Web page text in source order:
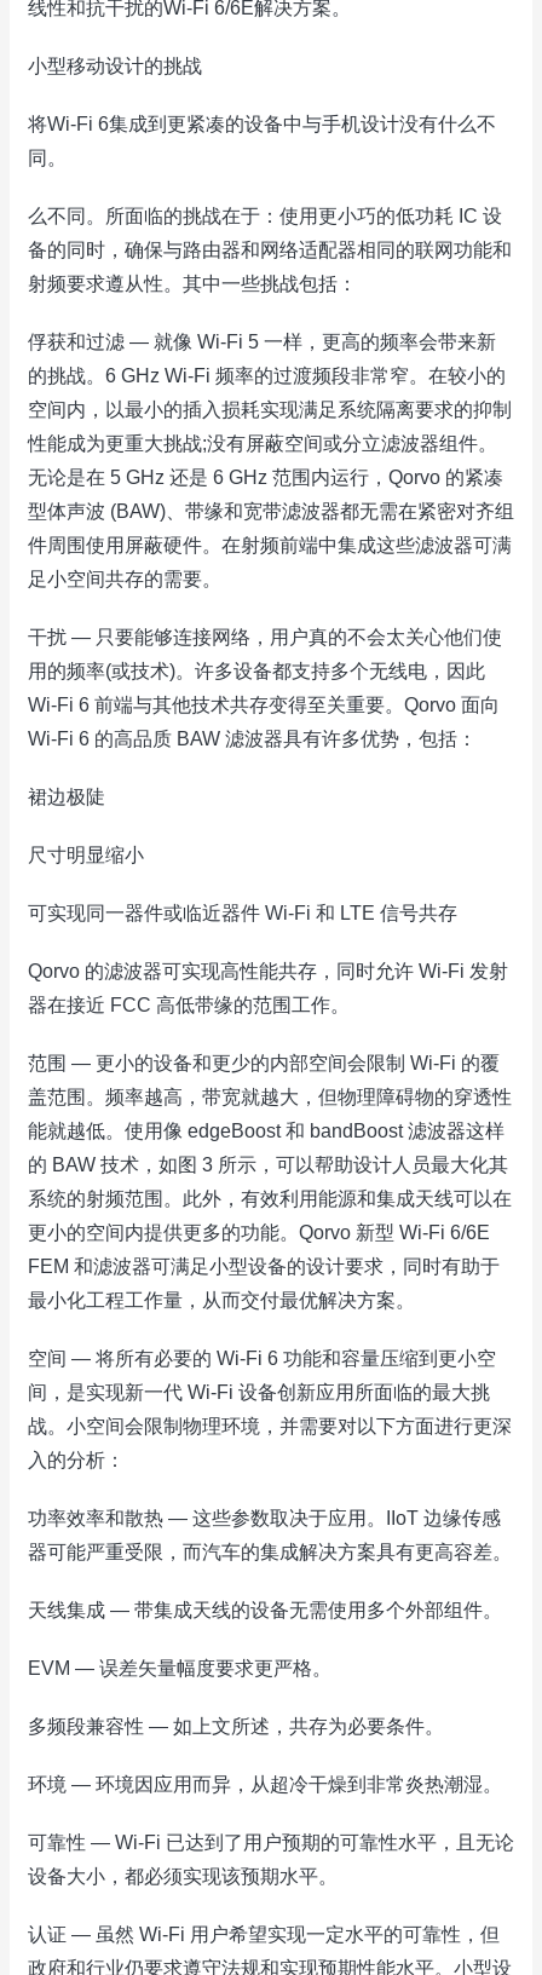
线性和抗干扰的Wi-Fi 6/6E解决方案。
小型移动设计的挑战
将Wi-Fi 6集成到更紧凑的设备中与手机设计没有什么不
同。
么不同。所面临的挑战在于：使用更小巧的低功耗 IC 设
备的同时，确保与路由器和网络适配器相同的联网功能和
射频要求遵从性。其中一些挑战包括：
俘获和过滤 — 就像 Wi-Fi 5 一样，更高的频率会带来新
的挑战。6 GHz Wi-Fi 频率的过渡频段非常窄。在较小的
空间内，以最小的插入损耗实现满足系统隔离要求的抑制
性能成为更重大挑战;没有屏蔽空间或分立滤波器组件。
无论是在 5 GHz 还是 6 GHz 范围内运行，Qorvo 的紧凑
型体声波 (BAW)、带缘和宽带滤波器都无需在紧密对齐组
件周围使用屏蔽硬件。在射频前端中集成这些滤波器可满
足小空间共存的需要。
干扰 — 只要能够连接网络，用户真的不会太关心他们使
用的频率(或技术)。许多设备都支持多个无线电，因此
Wi-Fi 6 前端与其他技术共存变得至关重要。Qorvo 面向
Wi-Fi 6 的高品质 BAW 滤波器具有许多优势，包括：
裙边极陡
尺寸明显缩小
可实现同一器件或临近器件 Wi-Fi 和 LTE 信号共存
Qorvo 的滤波器可实现高性能共存，同时允许 Wi-Fi 发射
器在接近 FCC 高低带缘的范围工作。
范围 — 更小的设备和更少的内部空间会限制 Wi-Fi 的覆
盖范围。频率越高，带宽就越大，但物理障碍物的穿透性
能就越低。使用像 edgeBoost 和 bandBoost 滤波器这样
的 BAW 技术，如图 3 所示，可以帮助设计人员最大化其
系统的射频范围。此外，有效利用能源和集成天线可以在
更小的空间内提供更多的功能。Qorvo 新型 Wi-Fi 6/6E
FEM 和滤波器可满足小型设备的设计要求，同时有助于
最小化工程工作量，从而交付最优解决方案。
空间 — 将所有必要的 Wi-Fi 6 功能和容量压缩到更小空
间，是实现新一代 Wi-Fi 设备创新应用所面临的最大挑
战。小空间会限制物理环境，并需要对以下方面进行更深
入的分析：
功率效率和散热 — 这些参数取决于应用。IIoT 边缘传感
器可能严重受限，而汽车的集成解决方案具有更高容差。
天线集成 — 带集成天线的设备无需使用多个外部组件。
EVM — 误差矢量幅度要求更严格。
多频段兼容性 — 如上文所述，共存为必要条件。
环境 — 环境因应用而异，从超冷干燥到非常炎热潮湿。
可靠性 — Wi-Fi 已达到了用户预期的可靠性水平，且无论
设备大小，都必须实现该预期水平。
认证 — 虽然 Wi-Fi 用户希望实现一定水平的可靠性，但
政府和行业仍要求遵守法规和实现预期性能水平。小型设